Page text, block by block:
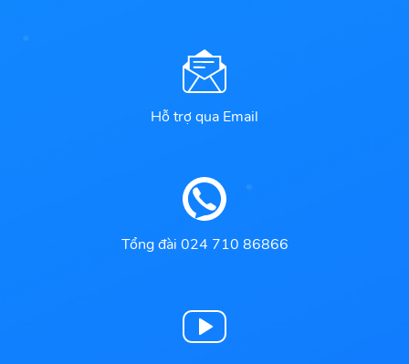
Hỗ trợ qua Email
Tổng đài 024 710 86866